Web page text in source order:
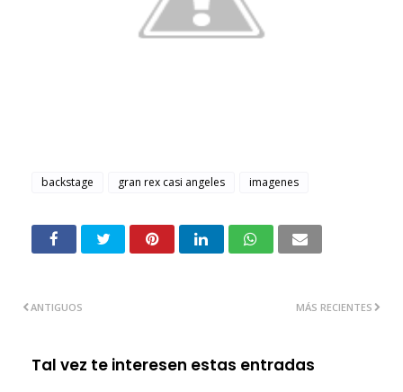
backstage gran rex casi angeles imagenes
MÁS RECIENTES
ANTIGUOS
Tal vez te interesen estas entradas